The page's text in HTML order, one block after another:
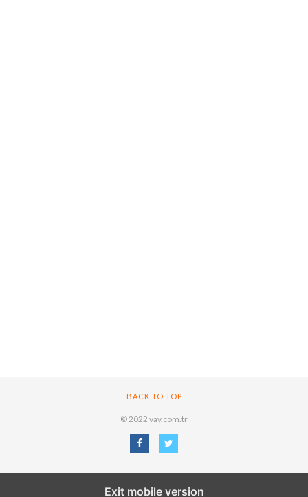
BACK TO TOP
© 2022 vay.com.tr
Exit mobile version